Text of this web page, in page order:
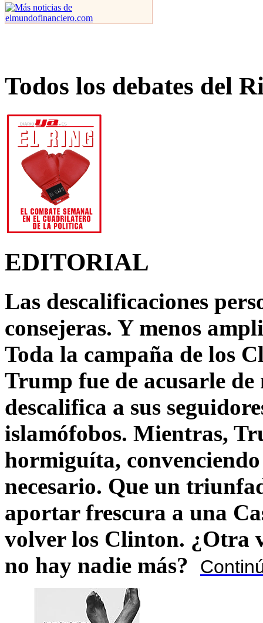
Todos los debates del
EDITORIAL
Las descalificaciones
consejeras. Y menos
Toda la campaña de los
Trump fue de acusarle
descalifica a sus
islamófobos. Mientras,
hormiguíta,
necesario. Que un
aportar frescura a una
volver los Clinton. ¿Otra
no hay nadie más?